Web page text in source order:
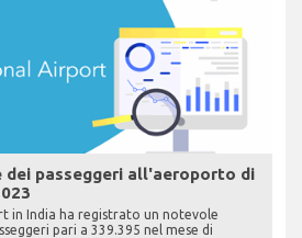
passeggeri all'aeroporto di
in India ha registrato un notevole
pari a 339.395 nel mese di